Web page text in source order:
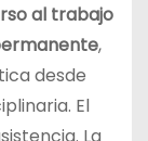
al trabajo
,
desde
El
La